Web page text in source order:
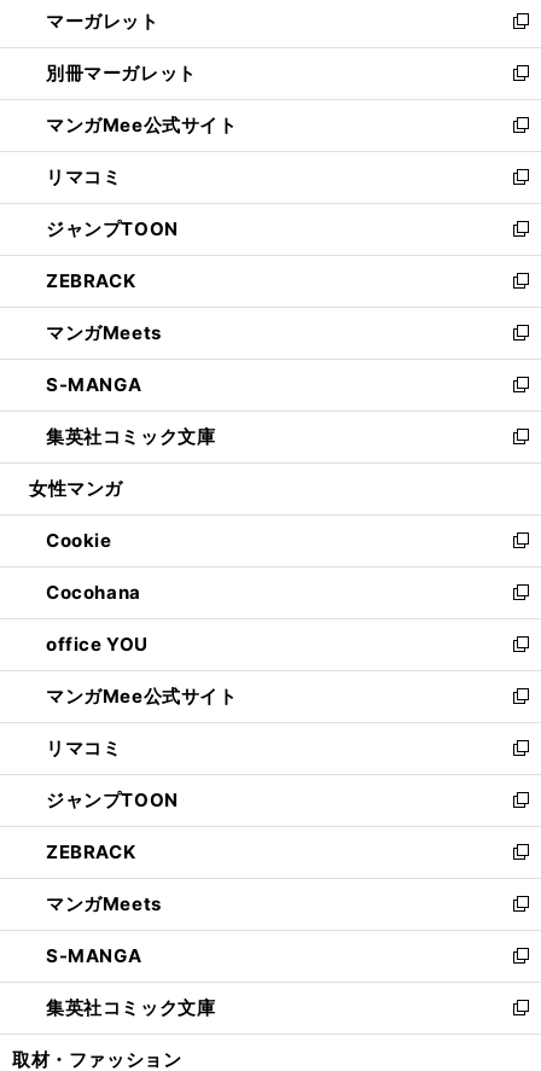
く
で
開
く
ド
ウ
で
開
く
い
ウ
ィ
ン
ド
ウ
で
開
く
マーガレット
新
し
い
ウ
ィ
ン
ド
ウ
で
開
く
別冊マーガレット
新
し
い
ウ
ィ
ン
ド
ウ
で
開
く
マンガMee公式サイト
新
し
い
ウ
ィ
ン
ド
ウ
で
開
く
リマコミ
新
し
い
ウ
ィ
ン
ド
ウ
で
開
く
ジャンプTOON
新
し
い
ウ
ィ
ン
ド
ウ
で
開
ZEBRACK
新
し
い
ウ
ィ
ン
ド
ウ
開
く
マンガMeets
新
し
い
ウ
ィ
ン
ウ
で
開
く
S-MANGA
新
し
い
ウ
ン
ド
ウ
で
開
く
集英社コミック文庫
新
し
ウ
ィ
ン
ド
ウ
で
開
く
女性マンガ
Cookie
新
し
い
ウ
ィ
ン
ド
ウ
で
開
く
Cocohana
新
し
い
ウ
ィ
ン
ド
ウ
で
開
く
office YOU
新
し
い
ウ
ィ
ン
ド
ウ
で
開
く
マンガMee公式サイト
新
し
い
ウ
ィ
ン
ド
ウ
で
開
く
リマコミ
新
し
い
ウ
ィ
ン
ド
ウ
で
開
く
ジャンプTOON
新
し
い
ウ
ィ
ン
ド
ウ
で
開
ZEBRACK
新
し
い
ウ
ィ
ン
ド
ウ
マンガMeets
新
し
い
ウ
ィ
ン
S-MANGA
新
し
い
ウ
集英社コミック文庫
新
し
取材・ファッション